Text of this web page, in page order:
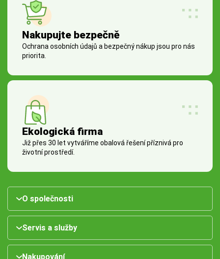
Nakupujte bezpečně
Ochrana osobních údajů a bezpečný nákup jsou pro nás
priorita.
Ekologická firma
Již přes 30 let vytváříme obalová řešení příznivá pro
životní prostředí.
O společnosti
Servis a služby
Nakupování